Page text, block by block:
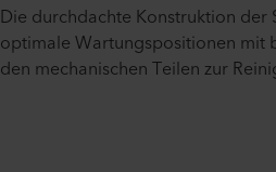
Die durchdachte Konstruktion der
optimale Wartungspositionen mit
den mechanischen Teilen zur